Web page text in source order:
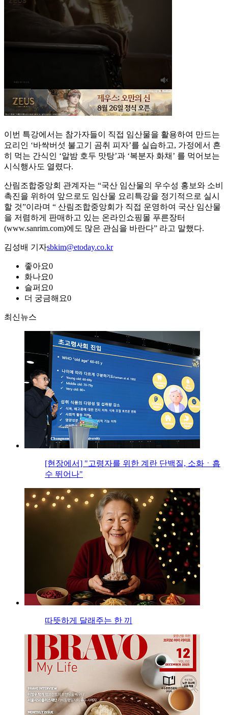
이번 특강에서는 참가자들이 직접 임산물을 활용하여 만드는
요리인 ‘바싹버섯 불고기 곰취 피자’를 실습하고, 가정에서 흔
히 먹는 간식인 ‘알밤 호두 맛탕’과 ‘복분자 화채’ 를 먹어보는
시식행사도 열렸다.
산림조합중앙회 관계자는 “국산 임산물의 우수성 홍보와 소비
촉진을 위하여 앞으로도 임산물 요리특강을 정기적으로 실시
할 것”이라며 “ 산림조합중앙회가 직접 운영하여 국산 임산물
을 저렴하게 판매하고 있는 온라인쇼핑몰 푸른장터
(www.sanrim.com)에도 많은 관심을 바란다” 라고 말했다.
김성배 기자sbkim@etoday.co.kr
좋아요0
화나요0
슬퍼요0
더 궁금해요0
최신뉴스
[현장에서] "고령자를 위한 계란 단백질, 소화ㆍ흡
수 뛰어나"
따뜻하게 달래주는 한 끼